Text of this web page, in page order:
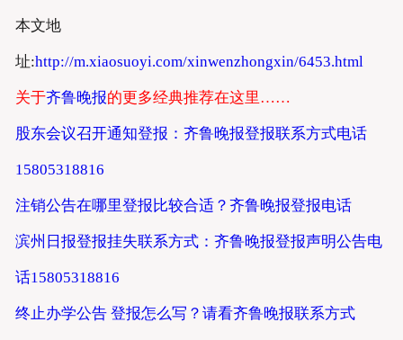
本文地
址:http://m.xiaosuoyi.com/xinwenzhongxin/6453.html
关于齐鲁晚报的更多经典推荐在这里……
股东会议召开通知登报：齐鲁晚报登报联系方式电话
15805318816
注销公告在哪里登报比较合适？齐鲁晚报登报电话
滨州日报登报挂失联系方式：齐鲁晚报登报声明公告电
话15805318816
终止办学公告 登报怎么写？请看齐鲁晚报联系方式